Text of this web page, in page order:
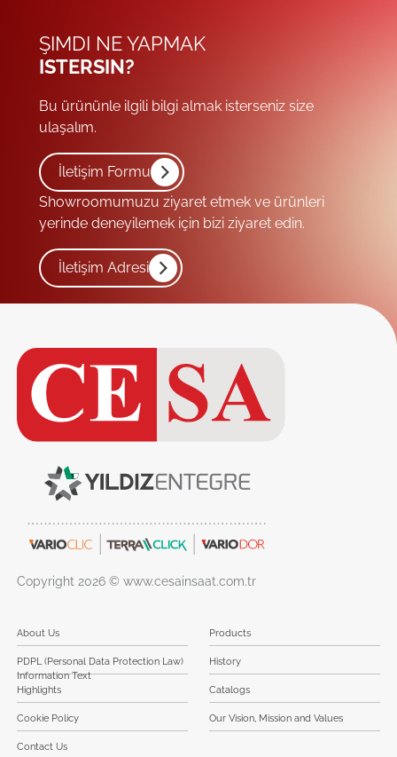
ŞIMDI NE YAPMAK
ISTERSIN?
Bu ürününle ilgili bilgi almak isterseniz size
ulaşalım.
İletişim Formu
Showroomumuzu ziyaret etmek ve ürünleri
yerinde deneyilemek için bizi ziyaret edin.
İletişim Adresi
Copyright 2026 © www.cesainsaat.com.tr
About Us Products
PDPL (Personal Data Protection Law)
Information Text
History
Highlights Catalogs
Cookie Policy Our Vision, Mission and Values
Contact Us